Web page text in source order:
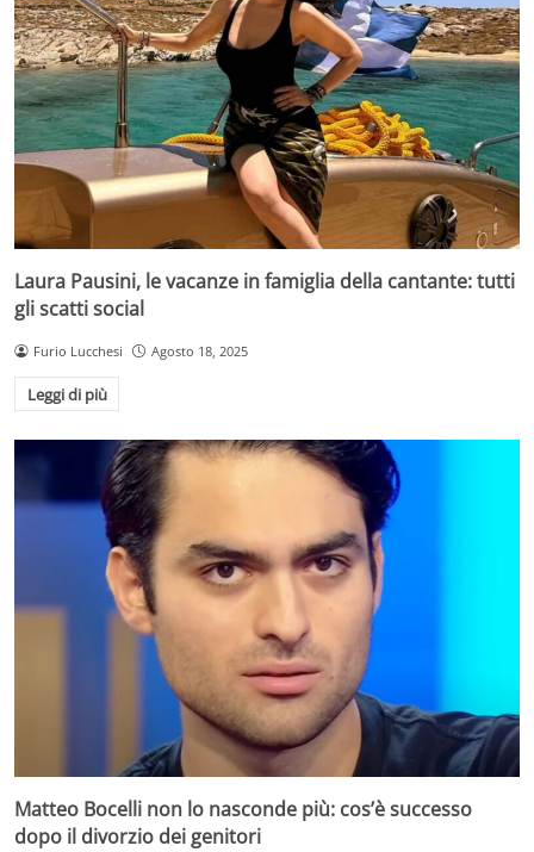
Laura Pausini, le vacanze in famiglia della cantante: tutti
gli scatti social
Furio Lucchesi Agosto 18, 2025
Leggi di più
Matteo Bocelli non lo nasconde più: cos’è successo
dopo il divorzio dei genitori